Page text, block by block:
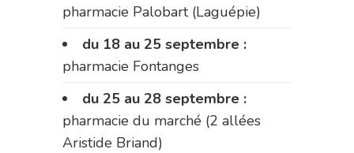
pharmacie Palobart (Laguépie)
du 18 au 25 septembre :
pharmacie Fontanges
du 25 au 28 septembre :
pharmacie du marché (2 allées
Aristide Briand)